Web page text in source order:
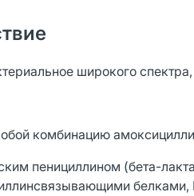
широкого
комбинацию
пенициллином (бета-
белками,